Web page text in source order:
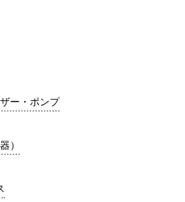
ー・ポンプ
）